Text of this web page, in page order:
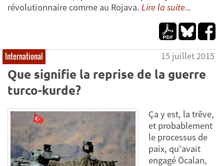
révolutionnaire comme au Rojava. Lire la suite...
International 15 juillet 2015
Que signifie la reprise de la guerre
turco-kurde?
Ça y est, la trêve,
et probablement
le processus de
paix, qu'avait
engagé Öcalan,